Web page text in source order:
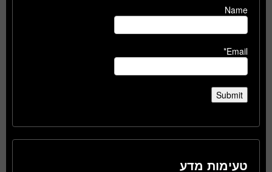
Name
Email*
טעימות מדע